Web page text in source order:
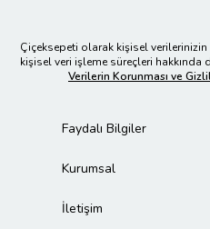
Çiçeksepeti olarak kişisel
kişisel veri işleme süreçleri
Verilerin Korunması ve
Faydalı Bilgiler
Kurumsal
İletişim